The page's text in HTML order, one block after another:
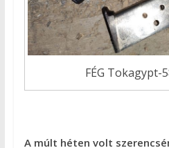
FÉG Tokagypt-
A múlt héten volt